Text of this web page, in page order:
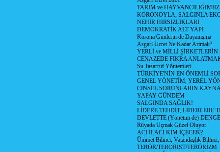
TARIM ve
KORONOYLA, SALGINLA
NEHİR HIRSIZLIKLARI
DEMOKRATİK ALT YAPI
Korona Günlerin de Dayanışma
Asgari Ücret Ne Kadar Artmalı?
YERLİ ve MİLLİ
CENAZEDE FIKRA
Su Tasarruf Yöntemleri
TÜRKİYE'NİN EN ÖNEMLİ
GENEL YÖNETİM, YEREL
CİNSEL SORUNLARIN
YAPAY GÜNDEM
SALGINDA SAĞLIK!
LİDERE TEHDİT, LİDERLERE
DEVLETTE (Yönetim de)
Rüyada Uçmak Güzel Oluyor
ACI İLACI KİM İÇECEK?
Ümmet Bilinci, Vatandaşlık
TERÖR/TERÖRİST/TERÖRİZM